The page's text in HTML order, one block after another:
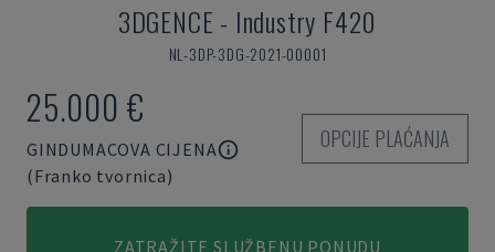
3DGENCE - Industry F420
NL-3DP-3DG-2021-00001
25.000 €
GINDUMACOVA CIJENA
(Franko tvornica)
OPCIJE PLAĆANJA
ZATRAŽITE SLUŽBENU PONUDU